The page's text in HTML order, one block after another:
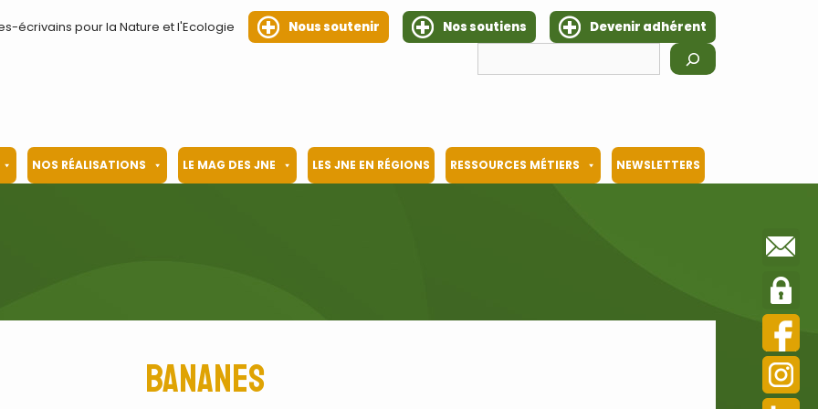
écrivains pour la Nature et l'Ecologie Nous soutenir Nos soutiens
Devenir adhérent
NOS RÉALISATIONS LE MAG DES JNE LES JNE EN RÉGIONS RESSOURCES MÉTIERS NEWSLETTERS
Bananes